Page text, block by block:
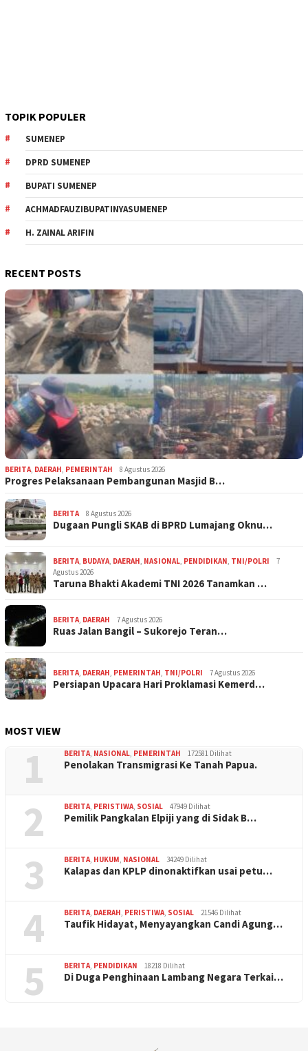
TOPIK POPULER
SUMENEP
DPRD SUMENEP
BUPATI SUMENEP
ACHMADFAUZIBUPATINYASUMENEP
H. ZAINAL ARIFIN
RECENT POSTS
BERITA, DAERAH, PEMERINTAH 8 Agustus 2026
Progres Pelaksanaan Pembangunan Masjid B…
BERITA 8 Agustus 2026
Dugaan Pungli SKAB di BPRD Lumajang Oknu…
BERITA, BUDAYA, DAERAH, NASIONAL, PENDIDIKAN, TNI/POLRI
7
Agustus 2026
Taruna Bhakti Akademi TNI 2026 Tanamkan …
BERITA, DAERAH 7 Agustus 2026
Ruas Jalan Bangil – Sukorejo Teran…
BERITA, DAERAH, PEMERINTAH, TNI/POLRI 7 Agustus 2026
Persiapan Upacara Hari Proklamasi Kemerd…
MOST VIEW
1 BERITA, NASIONAL, PEMERINTAH 172581 Dilihat
Penolakan Transmigrasi Ke Tanah Papua.
2 BERITA, PERISTIWA, SOSIAL 47949 Dilihat
Pemilik Pangkalan Elpiji yang di Sidak B…
3 BERITA, HUKUM, NASIONAL 34249 Dilihat
Kalapas dan KPLP dinonaktifkan usai petu…
4 BERITA, DAERAH, PERISTIWA, SOSIAL 21546 Dilihat
Taufik Hidayat, Menyayangkan Candi Agung…
5 BERITA, PENDIDIKAN 18218 Dilihat
Di Duga Penghinaan Lambang Negara Terkai…